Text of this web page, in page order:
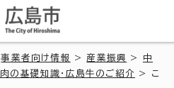
事業者向け情報 > 産業振興 > 中
の基礎知識・広島牛のご紹介
> こ